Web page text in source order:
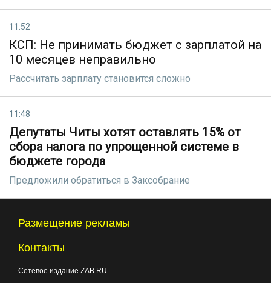
11:52
КСП: Не принимать бюджет с зарплатой на
10 месяцев неправильно
Рассчитать зарплату становится сложно
11:48
Депутаты Читы хотят оставлять 15% от
сбора налога по упрощенной системе в
бюджете города
Предложили обратиться в Заксобрание
Размещение рекламы
Контакты
Сетевое издание ZAB.RU